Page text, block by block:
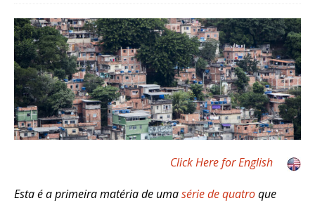
Click Here for English
Esta é a primeira matéria de umasérie de quatroque